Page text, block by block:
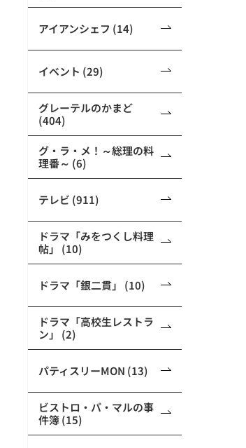
アイアンシェフ (14)
イベント (29)
グレーテルのかまど
(404)
グ・ラ・メ！～総理の料
理番～ (6)
テレビ (911)
ドラマ「みをつくし料理
帖」 (10)
ドラマ「銀二貫」 (10)
ドラマ「高校生レストラ
ン」 (2)
パティスリーMON (13)
ビストロ・パ・マルの事
件簿 (15)